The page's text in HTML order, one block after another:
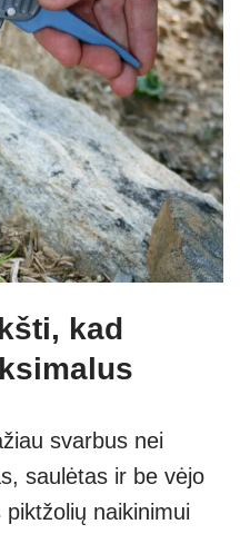
kad
svarbus nei
saulėtas ir be vėjo
naikinimui